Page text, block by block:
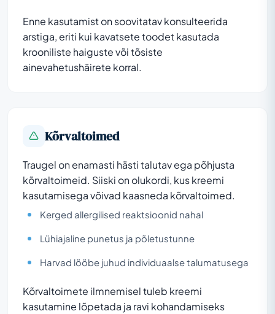
Enne kasutamist on soovitatav konsulteerida
arstiga, eriti kui kavatsete toodet kasutada
krooniliste haiguste või tõsiste
ainevahetushäirete korral.
Kõrvaltoimed
Traugel on enamasti hästi talutav ega põhjusta
kõrvaltoimeid. Siiski on olukordi, kus kreemi
kasutamisega võivad kaasneda kõrvaltoimed.
Kerged allergilised reaktsioonid nahal
Lühiajaline punetus ja põletustunne
Harvad lööbe juhud individuaalse talumatusega
Kõrvaltoimete ilmnemisel tuleb kreemi
kasutamine lõpetada ja ravi kohandamiseks